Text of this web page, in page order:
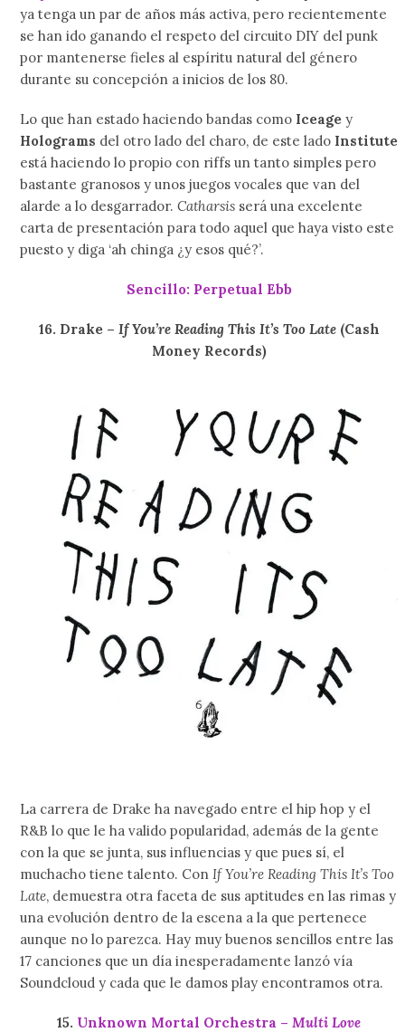
ya tenga un par de años más activa, pero recientemente
se han ido ganando el respeto del circuito DIY del punk
por mantenerse fieles al espíritu natural del género
durante su concepción a inicios de los 80.
Lo que han estado haciendo bandas como Iceage y
Holograms del otro lado del charo, de este lado Institute
está haciendo lo propio con riffs un tanto simples pero
bastante granosos y unos juegos vocales que van del
alarde a lo desgarrador.Catharsis será una excelente
carta de presentación para todo aquel que haya visto este
puesto y diga ‘ah chinga ¿y esos qué?’.
Sencillo: Perpetual Ebb
16. Drake – If You’re Reading This It’s Too Late(Cash
Money Records)
La carrera de Drake ha navegado entre el hip hop y el
R&B lo que le ha valido popularidad, además de la gente
con la que se junta, sus influencias y que pues sí, el
muchacho tiene talento. ConIf You’re Reading This It’s Too
Late, demuestra otra faceta de sus aptitudes en las rimas y
una evolución dentro de la escena a la que pertenece
aunque no lo parezca. Hay muy buenos sencillos entre las
17 canciones que un día inesperadamente lanzó vía
Soundcloud y cada que le damos play encontramos otra.
15. Unknown Mortal Orchestra –Multi Love